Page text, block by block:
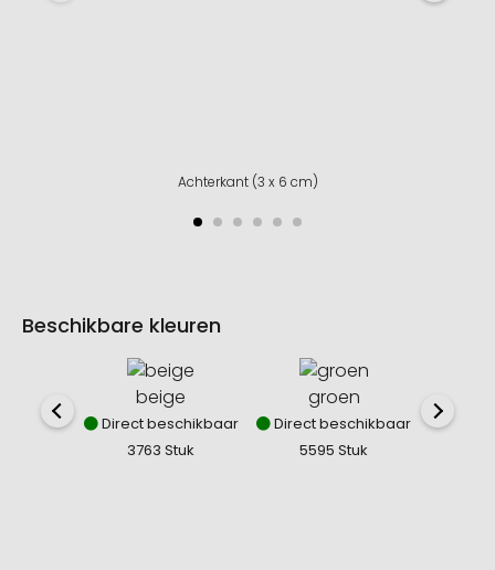
Achterkant (3 x 6 cm)
Beschikbare kleuren
beige
Direct beschikbaar
3763 Stuk
groen
Direct beschikbaar
5595 Stuk
Direct